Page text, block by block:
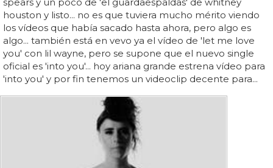
houston y listo... no es que tuviera mucho mérito viendo
los vídeos que había sacado hasta ahora, pero algo es
algo... también está en vevo ya el vídeo de 'let me love
you' con lil wayne, pero se supone que el nuevo single
oficial es 'into you'... hoy ariana grande estrena vídeo para
'into you' y por fin tenemos un videoclip decente para...